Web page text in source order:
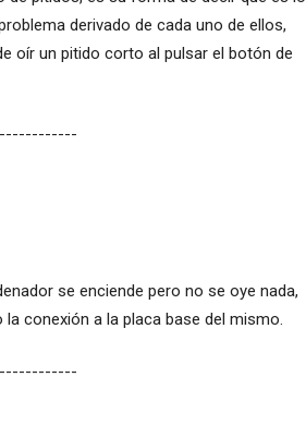
derivado de cada uno de ellos,
oír un pitido corto al pulsar el botón de
se enciende pero no se oye nada,
conexión a la placa base del mismo.